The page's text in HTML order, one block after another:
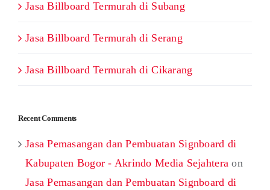
Jasa Billboard Termurah di Subang
Jasa Billboard Termurah di Serang
Jasa Billboard Termurah di Cikarang
Recent Comments
Jasa Pemasangan dan Pembuatan Signboard di
Kabupaten Bogor - Akrindo Media Sejahtera on
Jasa Pemasangan dan Pembuatan Signboard di